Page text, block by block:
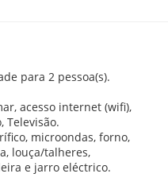
para 2 pessoa(s).
acesso internet (wifi),
Televisão.
microondas, forno,
louça/talheres,
e jarro eléctrico.